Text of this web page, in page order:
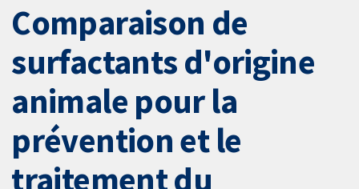
Comparaison de
surfactants d'origine
animale pour la
prévention et le
traitement du